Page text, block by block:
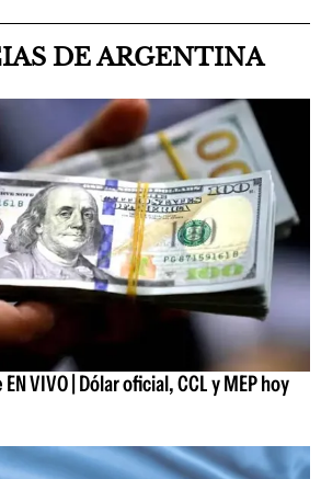
DE ARGENTINA
VIVO | Dólar oficial, CCL y MEP hoy